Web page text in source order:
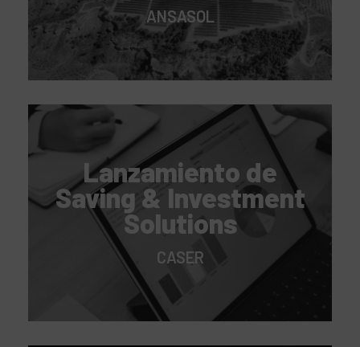
ANSASOL
Lanzamiento de
Saving & Investment
Solutions
CASER